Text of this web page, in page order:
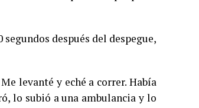
después del despegue,
levanté y eché a correr. Había
lo subió a una ambulancia y lo